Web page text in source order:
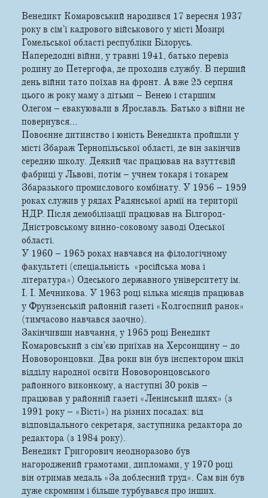
Венедикт Комаровський народився 17 вересня 1937
року в сім’ї кадрового військового у місті Мозирі
Гомельської області республіки Білорусь.
Напередодні війни, у травні 1941, батько перевіз
родину до Петергофа, де проходив службу. В перший
день війни тато поїхав на фронт. А вже 25 серпня
цього ж року маму з дітьми – Венею і старшим
Олегом – евакуювали в Ярославль. Батько з війни не
повернувся…
Повоєнне дитинство і юність Венедикта пройшли у
місті Збараж Тернопільської області, де він закінчив
середню школу. Деякий час працював на взуттєвій
фабриці у Львові, потім – учнем токаря і токарем
Збаразького промислового комбінату. У 1956 – 1959
роках служив у рядах Радянської армії на території
НДР. Після демобілізації працював на Білгород-
Дністровському винно-соковому заводі Одеської
області.
У 1960 – 1965 роках навчався на філологічному
факультеті (спеціальність «російська мова і
література») Одеського державного університету ім.
І. І. Мечникова. У 1963 році кілька місяців працював
у Фрунзенській районній газеті «Колгоспний ранок»
(тимчасово навчався заочно).
Закінчивши навчання, у 1965 році Венедикт
Комаровський з сім’єю приїхав на Херсонщину – до
Нововоронцовки. Два роки він був інспектором шкіл
відділу народної освіти Нововоронцовського
районного виконкому, а наступні 30 років –
працював у районній газеті «Ленінський шлях» (з
1991 року – «Вісті») на різних посадах: від
відповідального секретаря, заступника редактора до
редактора (з 1984 року).
Венедикт Григорович неодноразово був
нагороджений грамотами, дипломами, у 1970 році
він отримав медаль «За доблесний труд». Сам він був
дуже скромним і більше турбувався про інших.